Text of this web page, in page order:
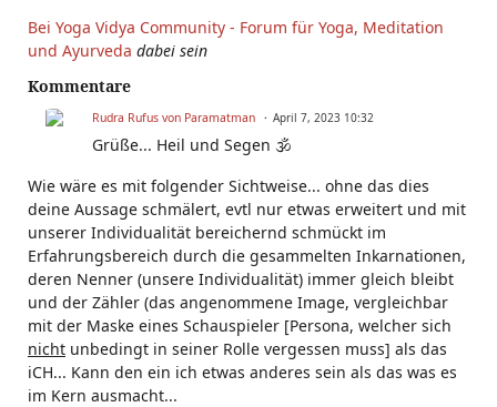
Bei Yoga Vidya Community - Forum für Yoga, Meditation
und Ayurveda dabei sein
Kommentare
Rudra Rufus von Paramatman April 7, 2023 10:32
Grüße... Heil und Segen 🕉️
Wie wäre es mit folgender Sichtweise... ohne das dies
deine Aussage schmälert, evtl nur etwas erweitert und mit
unserer Individualität bereichernd schmückt im
Erfahrungsbereich durch die gesammelten Inkarnationen,
deren Nenner (unsere Individualität) immer gleich bleibt
und der Zähler (das angenommene Image, vergleichbar
mit der Maske eines Schauspieler [Persona, welcher sich
nicht unbedingt in seiner Rolle vergessen muss] als das
iCH... Kann den ein ich etwas anderes sein als das was es
im Kern ausmacht...